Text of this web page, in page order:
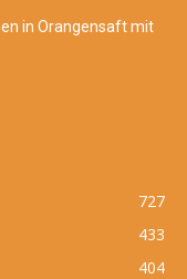
in Orangensaft mit
727
433
404